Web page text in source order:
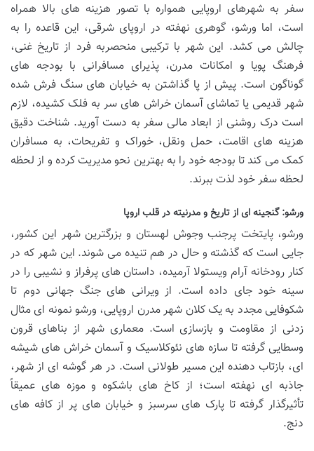
سفر به شهرهای اروپایی همواره با تصور هزینه های بالا همراه
است، اما ورشو، گوهری نهفته در اروپای شرقی، این قاعده را به
چالش می کشد. این شهر با ترکیبی منحصربه فرد از تاریخ غنی،
فرهنگ پویا و امکانات مدرن، پذیرای مسافرانی با بودجه های
گوناگون است. پیش از پا گذاشتن به خیابان های سنگ فرش شده
شهر قدیمی یا تماشای آسمان خراش های سر به فلک کشیده، لازم
است درک روشنی از ابعاد مالی سفر به دست آورید. شناخت دقیق
هزینه های اقامت، حمل ونقل، خوراک و تفریحات، به مسافران
کمک می کند تا بودجه خود را به بهترین نحو مدیریت کرده و از لحظه
لحظه سفر خود لذت ببرند.
ورشو: گنجینه ای از تاریخ و مدرنیته در قلب اروپا
ورشو، پایتخت پرجنب وجوش لهستان و بزرگترین شهر این کشور،
جایی است که گذشته و حال در هم تنیده می شوند. این شهر که در
کنار رودخانه آرام ویستولا آرمیده، داستان های پرفراز و نشیبی را در
سینه خود جای داده است. از ویرانی های جنگ جهانی دوم تا
شکوفایی مجدد به یک کلان شهر مدرن اروپایی، ورشو نمونه ای مثال
زدنی از مقاومت و بازسازی است. معماری شهر از بناهای قرون
وسطایی گرفته تا سازه های نئوکلاسیک و آسمان خراش های شیشه
ای، بازتاب دهنده این مسیر طولانی است. در هر گوشه ای از شهر،
جاذبه ای نهفته است؛ از کاخ های باشکوه و موزه های عمیقاً
تأثیرگذار گرفته تا پارک های سرسبز و خیابان های پر از کافه های
دنج.